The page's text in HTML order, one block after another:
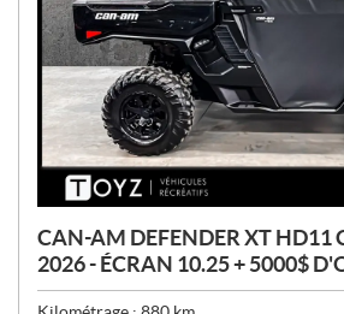
CAN-AM DEFENDER XT HD11
2026 - ÉCRAN 10.25 + 5000$